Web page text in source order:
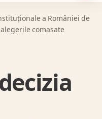
a României de
comasate